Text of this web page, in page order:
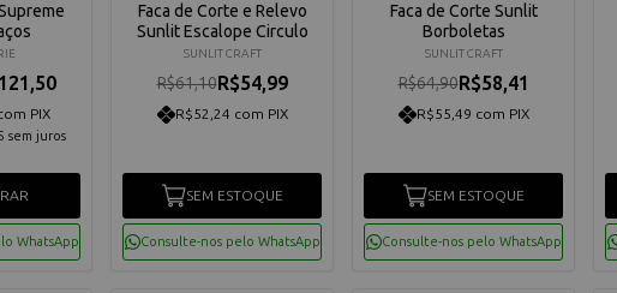
PIX
sem juros
WhatsApp
Faca de Corte e Relevo
Sunlit Escalope Circulo
SUNLIT CRAFT
R$61,10R$54,99
R$52,24 com PIX
SEM ESTOQUE
Consulte-nos pelo WhatsApp
Faca de Corte Sunlit
Borboletas
SUNLIT CRAFT
R$64,90R$58,41
R$55,49 com PIX
SEM ESTOQUE
Consulte-nos pelo WhatsApp